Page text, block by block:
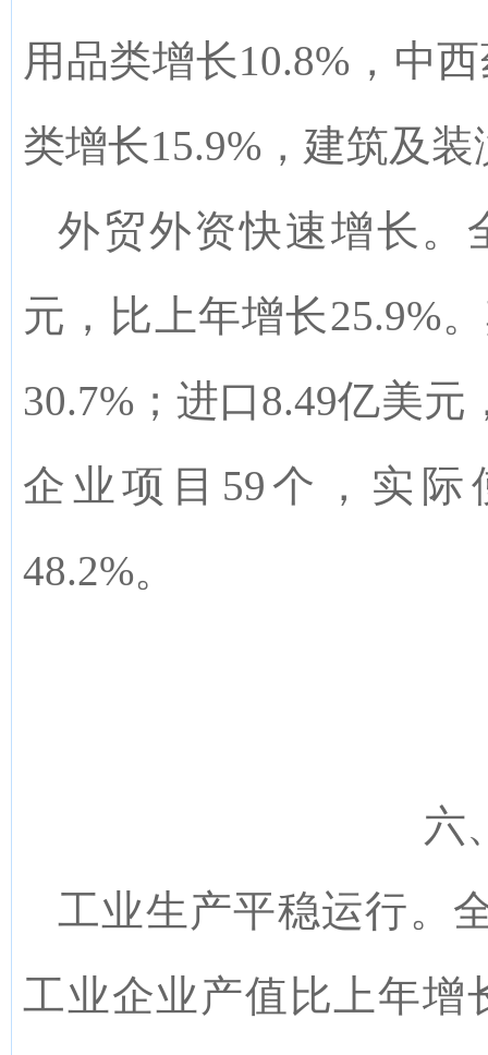
用品类增长10.8% ，中
类增长15.9% ，建筑及
外贸外资快速增长。
元，比上年增长25.9%
30.7%；进口8.49亿美
企业项目59个，实际
48.2%。
六
工业生产平稳运行。
工业企业产值比上年增